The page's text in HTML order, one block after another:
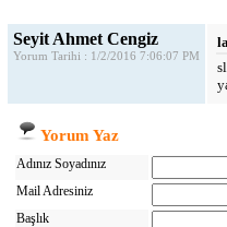
Seyit Ahmet Cengiz
Yorum Tarihi : 1/2/2016 7:06:07 PM
Yorum Yaz
Adınız Soyadınız
Mail Adresiniz
Başlık